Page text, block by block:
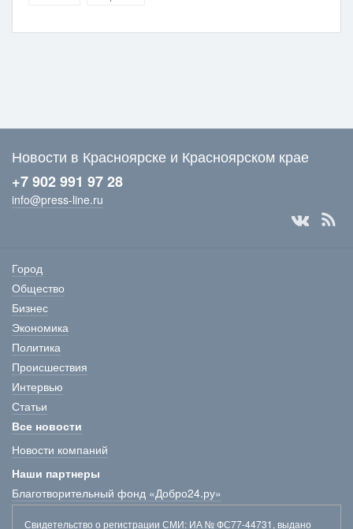
Новости в Красноярске и Красноярском крае
+7 902 991 97 28
info@press-line.ru
Город
Общество
Бизнес
Экономика
Политика
Происшествия
Интервью
Статьи
Все новости
Новости компаний
Наши партнеры
Благотворительный фонд «Добро24.ру»
Свидетельство о регистрации СМИ: ИА № ФС77-44731, выдано